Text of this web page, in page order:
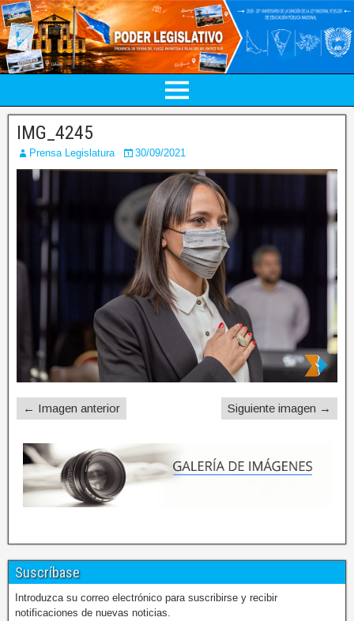
IMG_4245
Prensa Legislatura 30/09/2021
← Imagen anterior Siguiente imagen →
Suscríbase
Introduzca su correo electrónico para suscribirse y recibir
notificaciones de nuevas noticias.